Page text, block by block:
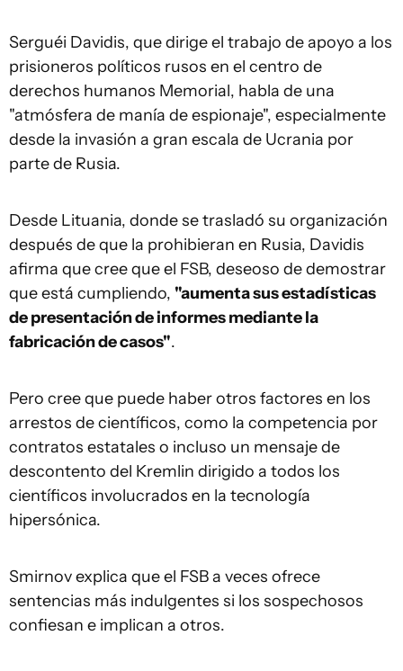
Serguéi Davidis, que dirige el trabajo de apoyo a los
prisioneros políticos rusos en el centro de
derechos humanos Memorial, habla de una
"atmósfera de manía de espionaje", especialmente
desde la invasión a gran escala de Ucrania por
parte de Rusia.
Desde Lituania, donde se trasladó su organización
después de que la prohibieran en Rusia, Davidis
afirma que cree que el FSB, deseoso de demostrar
que está cumpliendo, "aumenta sus estadísticas
de presentación de informes mediante la
fabricación de casos".
Pero cree que puede haber otros factores en los
arrestos de científicos, como la competencia por
contratos estatales o incluso un mensaje de
descontento del Kremlin dirigido a todos los
científicos involucrados en la tecnología
hipersónica.
Smirnov explica que el FSB a veces ofrece
sentencias más indulgentes si los sospechosos
confiesan e implican a otros.